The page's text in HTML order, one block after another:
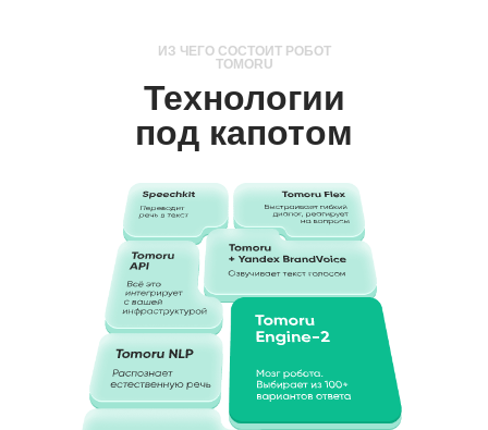
Технологии
под капотом
ИЗ ЧЕГО СОСТОИТ РОБОТ
TOMORU